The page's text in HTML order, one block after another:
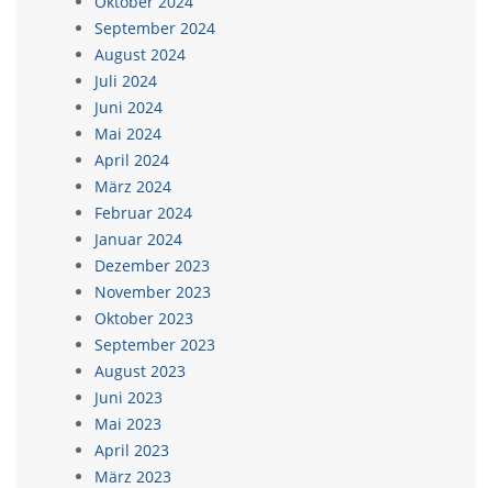
September 2024
August 2024
Juli 2024
Juni 2024
Mai 2024
April 2024
März 2024
Februar 2024
Januar 2024
Dezember 2023
November 2023
Oktober 2023
September 2023
August 2023
Juni 2023
Mai 2023
April 2023
März 2023